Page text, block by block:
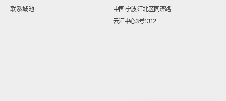
联系城池
中国·宁波·江北区同济路
云汇中心3号1312